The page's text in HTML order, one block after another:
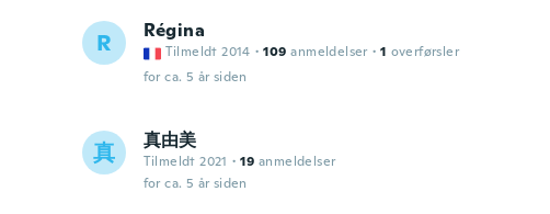
R Régina
Tilmeldt 2014 · 109 anmeldelser · 1 overførsler
for ca. 5 år siden
真 真由美
Tilmeldt 2021 · 19 anmeldelser
for ca. 5 år siden